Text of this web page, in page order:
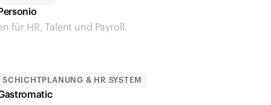
Personio
für HR, Talent und Payroll.
SCHICHTPLANUNG & HR SYSTEM